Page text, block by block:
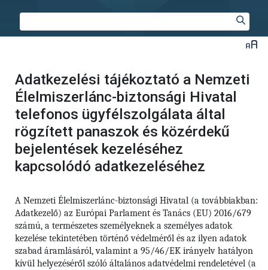
Adatkezelési tájékoztató a Nemzeti
Élelmiszerlánc-biztonsági Hivatal
telefonos ügyfélszolgálata által
rögzített panaszok és közérdekű
bejelentések kezeléséhez
kapcsolódó adatkezeléséhez
A Nemzeti Élelmiszerlánc-biztonsági Hivatal (a továbbiakban:
Adatkezelő) az Európai Parlament és Tanács (EU) 2016/679
számú, a természetes személyeknek a személyes adatok
kezelése tekintetében történő védelméről és az ilyen adatok
szabad áramlásáról, valamint a 95/46/EK irányelv hatályon
kívül helyezéséről szóló általános adatvédelmi rendeletével (a